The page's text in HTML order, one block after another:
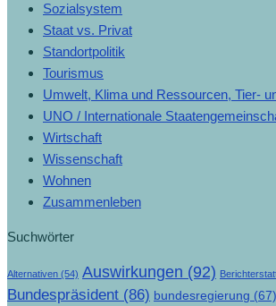
Sozialsystem
Staat vs. Privat
Standortpolitik
Tourismus
Umwelt, Klima und Ressourcen, Tier-
UNO / Internationale
Wirtschaft
Wissenschaft
Wohnen
Zusammenleben
Suchwörter
Alternativen (54) Auswirkungen (92)
Bundespräsident (86) bundesregierung (67)